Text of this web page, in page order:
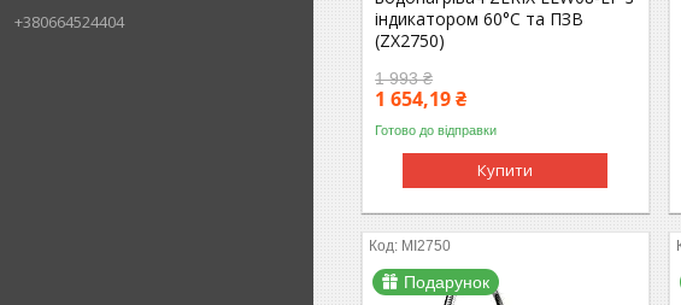
+380664524404
індикатором 60°C та ПЗВ
(ZX2750)
1 993 ₴
1 654,19 ₴
Готово до відправки
Купити
MI2750
Подарунок